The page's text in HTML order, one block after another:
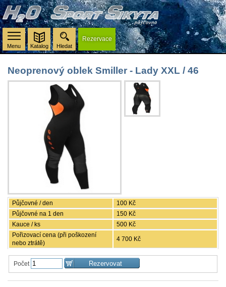
Menu
Rezervace
Hledat
Neoprenový oblek Smiller - Lady XXL / 46
Půjčovné / den
100 Kč
Půjčovné na 1 den
150 Kč
Kauce / ks
500 Kč
Pořizovací cena (při poškození
nebo ztrátě)
4 700 Kč
Počet
Katalog